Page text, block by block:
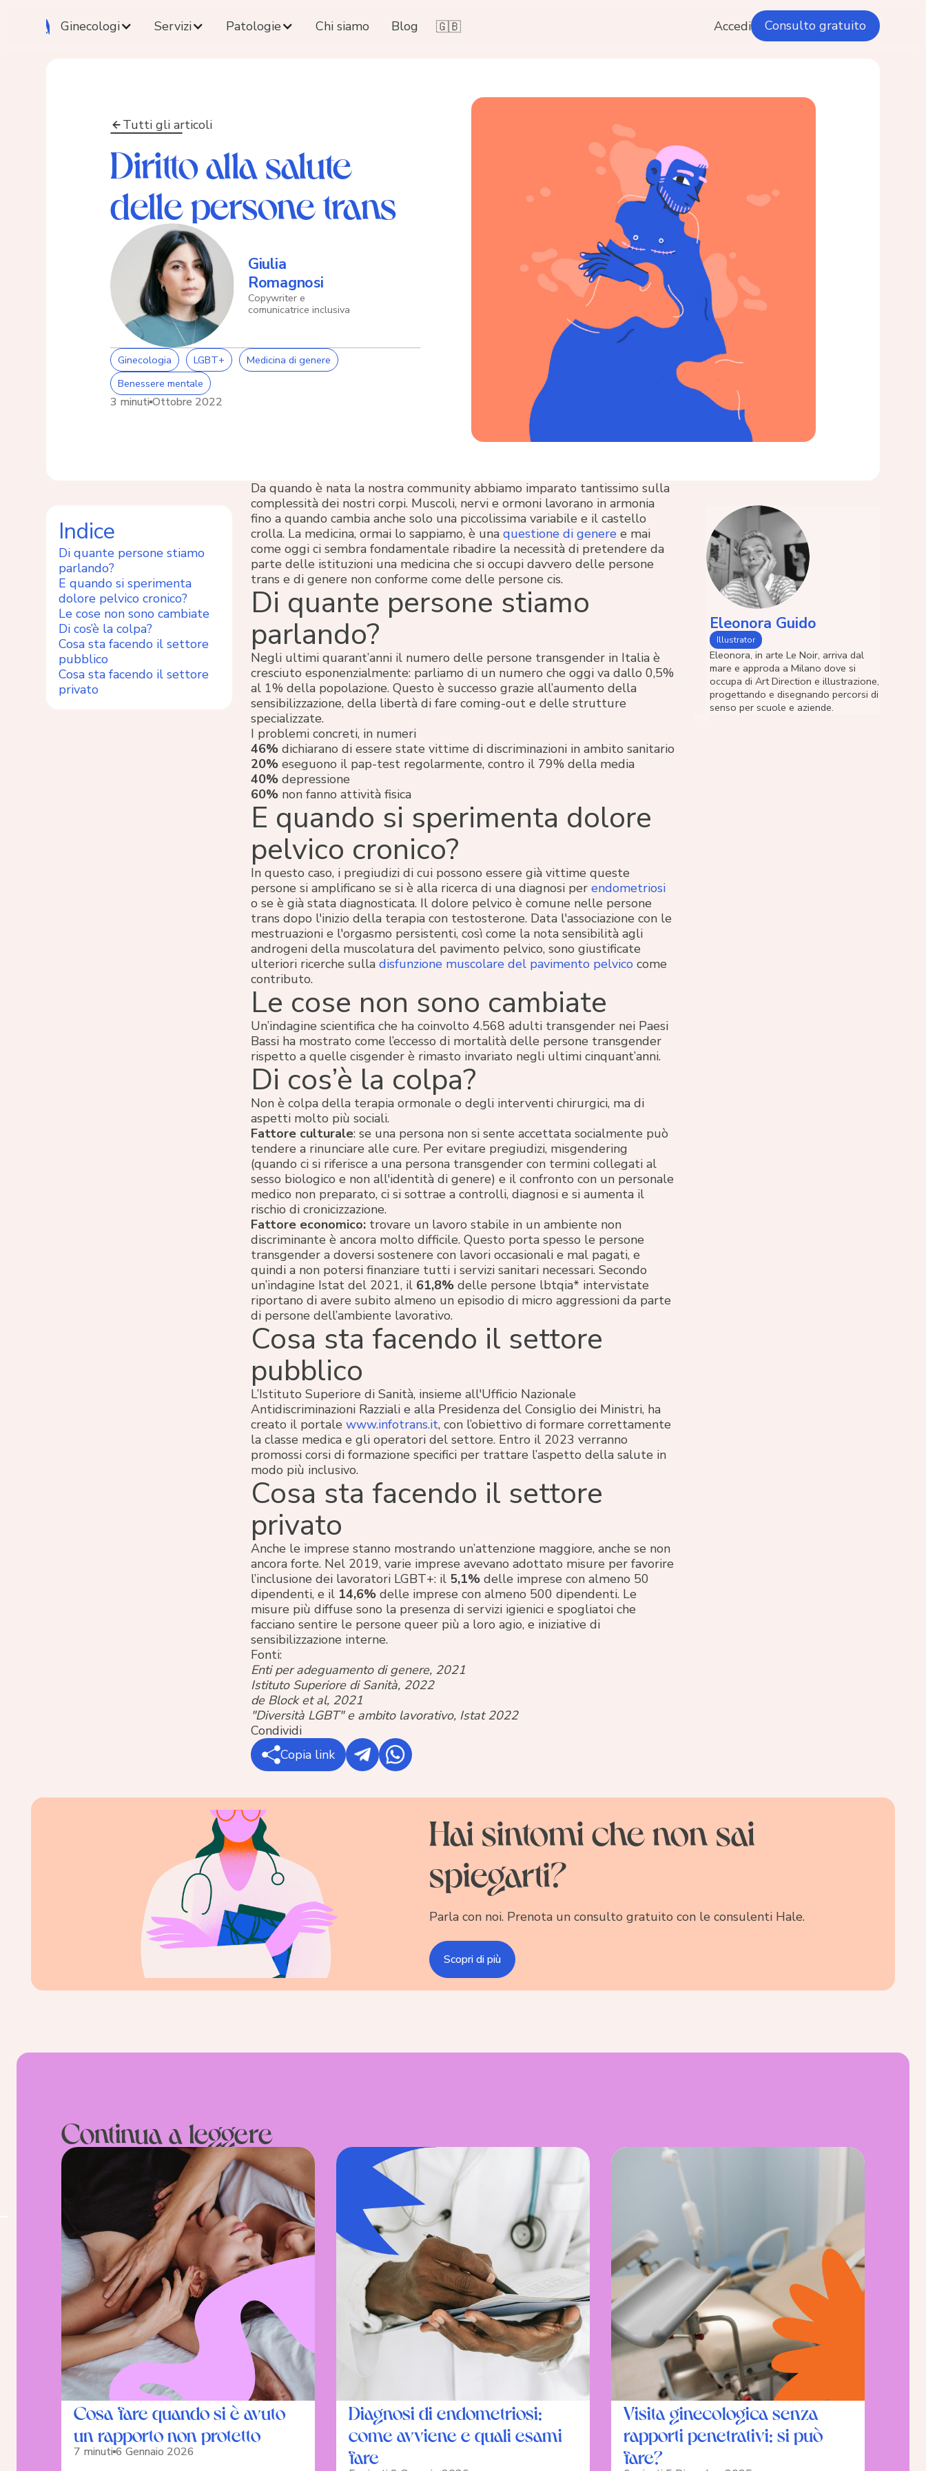
Ginecologi Servizi Patologie Chi siamo Blog 🇬🇧 Accedi Consulto gratuito
Tutti gli articoli
Diritto alla salute
delle persone trans
Giulia
Romagnosi
Copywriter e
comunicatrice inclusiva
Ginecologia LGBT+
Medicina di genere
Benessere mentale
3 minutiOttobre 2022
Indice
Di quante persone stiamo
parlando?
E quando si sperimenta
dolore pelvico cronico?
Le cose non sono cambiate
Di cos’è la colpa?
Cosa sta facendo il settore
pubblico
Cosa sta facendo il settore
privato
Da quando è nata la nostra community abbiamo imparato tantissimo sulla
complessità dei nostri corpi. Muscoli, nervi e ormoni lavorano in armonia
fino a quando cambia anche solo una piccolissima variabile e il castello
crolla. La medicina, ormai lo sappiamo, è una questione di generee mai
come oggi ci sembra fondamentale ribadire la necessità di pretendere da
parte delle istituzioni una medicina che si occupi davvero delle persone
trans e di genere non conforme come delle persone cis.
Di quante persone stiamo
parlando?
Negli ultimi quarant’anni il numero delle persone transgender in Italia è
cresciuto esponenzialmente: parliamo di un numero che oggi va dallo 0,5%
al 1% della popolazione. Questo è successo grazie all’aumento della
sensibilizzazione, della libertà di fare coming-out e delle strutture
specializzate.
I problemi concreti, in numeri
46%dichiarano di essere state vittime di discriminazioni in ambito sanitario
20%eseguono il pap-test regolarmente, contro il 79% della media
40%depressione
60% non fanno attività fisica
E quando si sperimenta dolore
pelvico cronico?
In questo caso, i pregiudizi di cui possono essere già vittime queste
persone si amplificano se si è alla ricerca di una diagnosi per endometriosi
o se è già stata diagnosticata. Il dolore pelvico è comune nelle persone
trans dopo l'inizio della terapia con testosterone. Data l'associazione con le
mestruazioni e l'orgasmo persistenti, così come la nota sensibilità agli
androgeni della muscolatura del pavimento pelvico, sono giustificate
ulteriori ricerche sulla disfunzione muscolare del pavimento pelvicocome
contributo.
Le cose non sono cambiate
Un’indagine scientifica che ha coinvolto 4.568 adulti transgender nei Paesi
Bassi ha mostrato come l’eccesso di mortalità delle persone transgender
rispetto a quelle cisgender è rimasto invariato negli ultimi cinquant’anni.
Di cos’è la colpa?
Non è colpa della terapia ormonale o degli interventi chirurgici, ma di
aspetti molto più sociali.
Fattore culturale: se una persona non si sente accettata socialmente può
tendere a rinunciare alle cure. Per evitare pregiudizi, misgendering
(quando ci si riferisce a una persona transgender con termini collegati al
sesso biologico e non all'identità di genere) e il confronto con un personale
medico non preparato, ci si sottrae a controlli, diagnosi e si aumenta il
rischio di cronicizzazione.
Fattore economico: trovare un lavoro stabile in un ambiente non
discriminante è ancora molto difficile. Questo porta spesso le persone
transgender a doversi sostenere con lavori occasionali e mal pagati, e
quindi a non potersi finanziare tutti i servizi sanitari necessari. Secondo
un’indagine Istat del 2021, il61,8% delle persone lbtqia* intervistate
riportano di avere subito almeno un episodio di micro aggressioni da parte
di persone dell’ambiente lavorativo.
Cosa sta facendo il settore
pubblico
L’Istituto Superiore di Sanità, insieme all'Ufficio Nazionale
Antidiscriminazioni Razziali e alla Presidenza del Consiglio dei Ministri, ha
creato il portale www.infotrans.it, con l’obiettivo di formare correttamente
la classe medica e gli operatori del settore. Entro il 2023 verranno
promossi corsi di formazione specifici per trattare l’aspetto della salute in
modo più inclusivo.
Cosa sta facendo il settore
privato
Anche le imprese stanno mostrando un’attenzione maggiore, anche se non
ancora forte. Nel 2019, varie imprese avevano adottato misure per favorire
l’inclusione dei lavoratori LGBT+: il 5,1%delle imprese con almeno 50
dipendenti, e il 14,6%delle imprese con almeno 500 dipendenti. Le
misure più diffuse sono la presenza di servizi igienici e spogliatoi che
facciano sentire le persone queer più a loro agio, e iniziative di
sensibilizzazione interne.
Fonti:
Enti per adeguamento di genere, 2021
Istituto Superiore di Sanità, 2022
de Block et al, 2021
"Diversità LGBT" e ambito lavorativo, Istat 2022
Condividi
Copia link
Eleonora Guido
Illustrator
Eleonora, in arte Le Noir, arriva dal
mare e approda a Milano dove si
occupa di Art Direction e illustrazione,
progettando e disegnando percorsi di
senso per scuole e aziende.
Hai sintomi che non sai
spiegarti?
Parla con noi. Prenota un consulto gratuito con le consulenti Hale.
Scopri di più
Continua a leggere
Cosa fare quando si è avuto
un rapporto non protetto
7 minuti 6 Gennaio 2026
Diagnosi di endometriosi:
come avviene e quali esami
fare
Visita ginecologica senza
rapporti penetrativi: si può
fare?